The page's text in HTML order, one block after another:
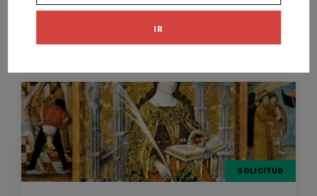
IR
MUSEO DE ARTE DE GIRONA
08/06/2026 al 08/06/2027
SOLICITUD